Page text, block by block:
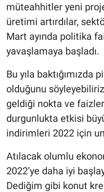
müteahhitler yeni
üretimi artırdılar,
Mart ayında politika
yavaşlamaya başladı.
Bu yıla baktığımızda
olduğunu
geldiği nokta ve
durgunlukta etkisi
indirimleri 2022 için
Atılacak olumlu
2022’ye daha iyi
Dediğim gibi konut